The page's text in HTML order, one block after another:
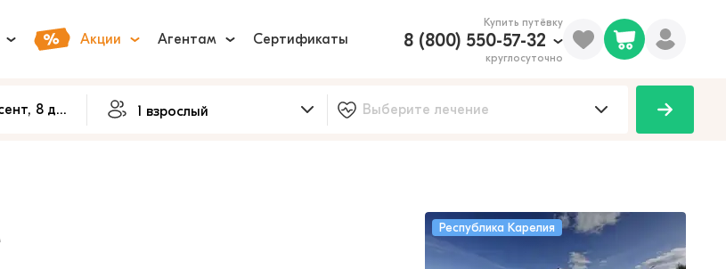
Акции Агентам Сертификаты
Купить путёвку
8 (800) 550-57-32
круглосуточно
Республика Карелия